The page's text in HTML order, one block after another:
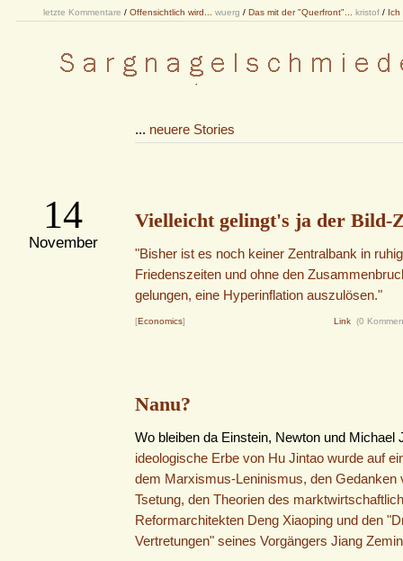
letzte Kommentare / Offensichtlich wird... wuerg / Das mit der "Querfront"... kristof / Ich
... neuere Stories
14
November
Vielleicht gelingt's ja der Bild-
"Bisher ist es noch keiner Zentralbank in
Friedenszeiten und ohne den
gelungen, eine Hyperinflation auszulösen."
[Economics] Link (0
Nanu?
Wo bleiben da Einstein, Newton und
ideologische Erbe von Hu Jintao wurde auf
dem Marxismus-Leninismus, den Gedanken
Tsetung, den Theorien des
Reformarchitekten Deng Xiaoping und den
Vertretungen" seines Vorgängers Jiang